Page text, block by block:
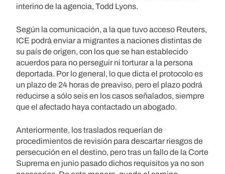
interino de la agencia, Todd Lyons.
Según la comunicación, a la que tuvo acceso Reuters,
ICE podrá enviar a migrantes a naciones distintas de
su país de origen, con los que se han establecido
acuerdos para no perseguir ni torturar a la persona
deportada. Por lo general, lo que dicta el protocolo es
un plazo de 24 horas de preaviso, pero el plazo podrá
reducirse a sólo seis en los casos señalados, siempre
que el afectado haya contactado un abogado.
Anteriormente, los traslados requerían de
procedimientos de revisión para descartar riesgos de
persecución en el destino, pero tras un fallo de la Corte
Suprema en junio pasado dichos requisitos ya no son